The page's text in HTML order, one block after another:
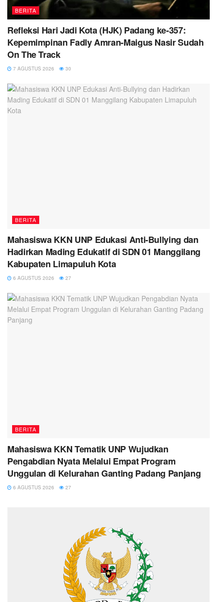
BERITA
Refleksi Hari Jadi Kota (HJK) Padang ke-357:
Kepemimpinan Fadly Amran-Maigus Nasir Sudah
On The Track
7 AGUSTUS 2026 30
BERITA
Mahasiswa KKN UNP Edukasi Anti-Bullying dan
Hadirkan Mading Edukatif di SDN 01 Manggilang
Kabupaten Limapuluh Kota
6 AGUSTUS 2026 27
BERITA
Mahasiswa KKN Tematik UNP Wujudkan
Pengabdian Nyata Melalui Empat Program
Unggulan di Kelurahan Ganting Padang Panjang
6 AGUSTUS 2026 27